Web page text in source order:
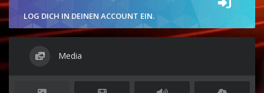
LOG DICH IN DEINEN ACCOUNT EIN.
Media